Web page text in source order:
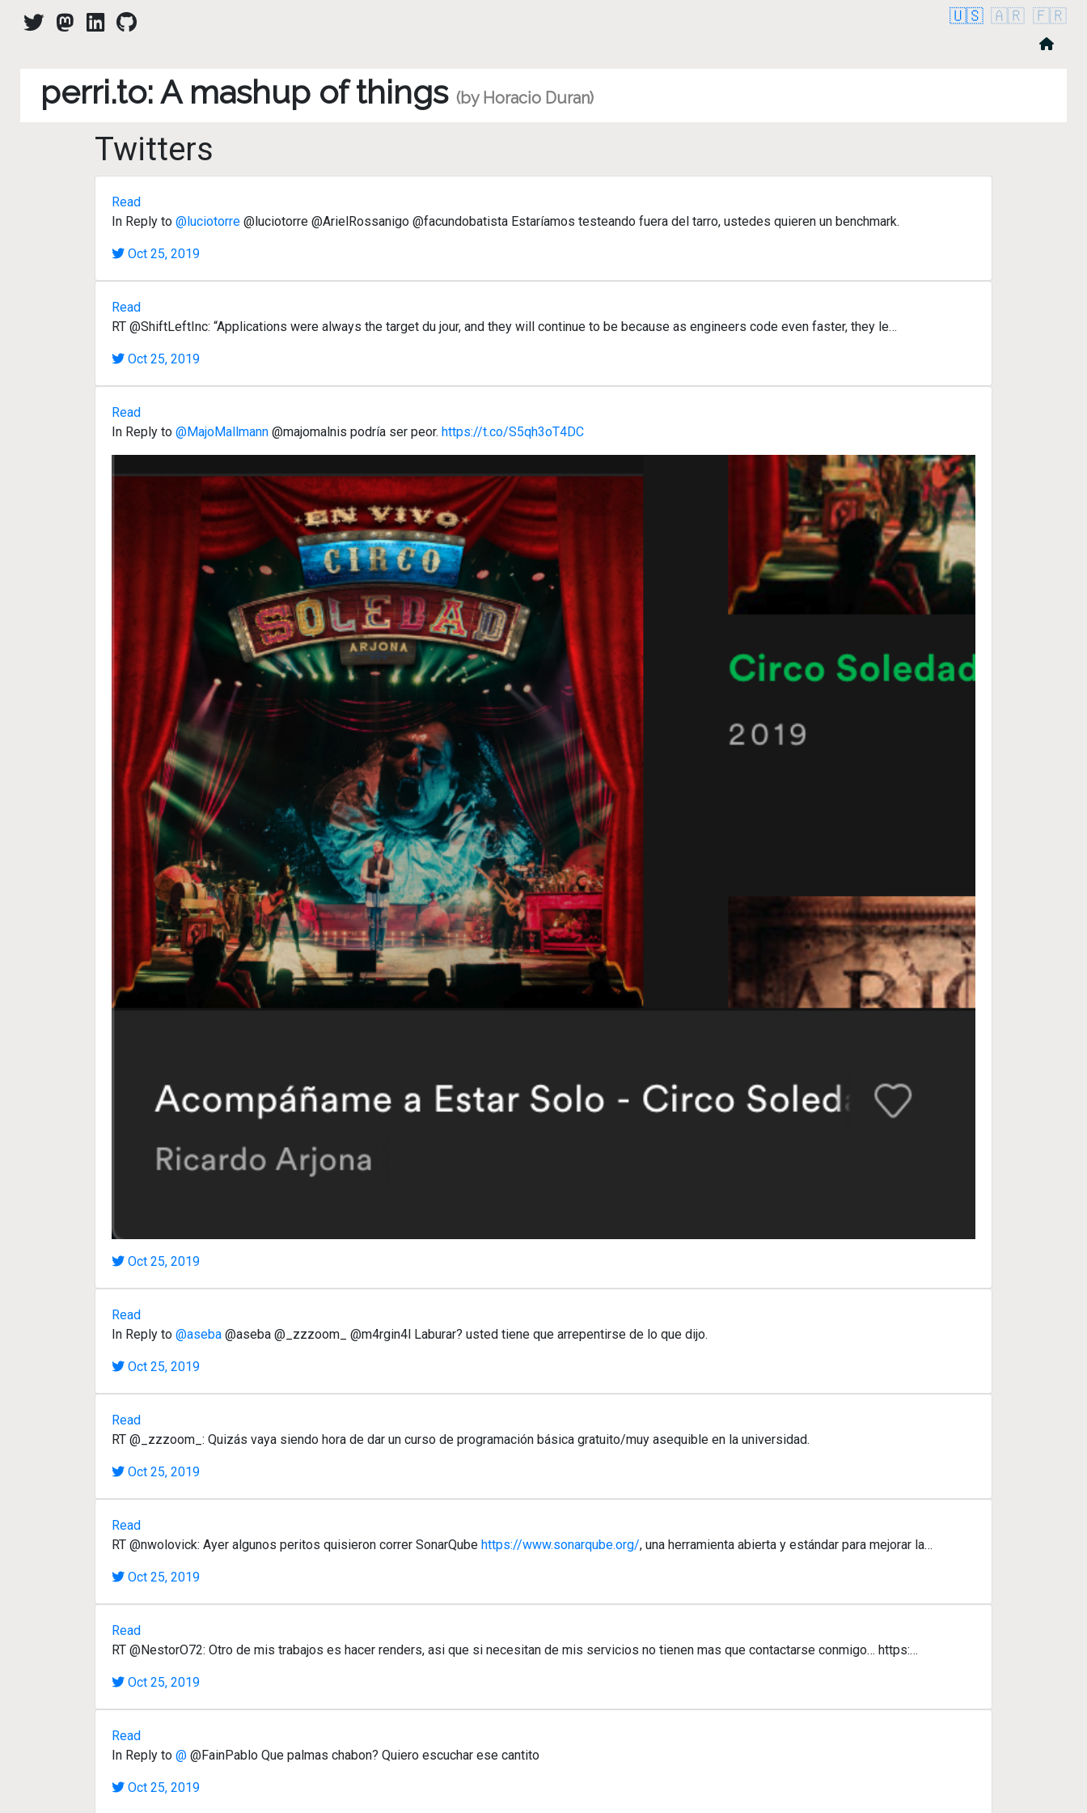
🇺🇸 🇦🇷 🇫🇷
perri.to: A mashup of things (by Horacio Duran)
Twitters
Read
In Reply to @luciotorre @luciotorre @ArielRossanigo @facundobatista Estaríamos testeando fuera del tarro, ustedes quieren un benchmark.
Oct 25, 2019
Read
RT @ShiftLeftInc: “Applications were always the target du jour, and they will continue to be because as engineers code even faster, they le…
Oct 25, 2019
Read
In Reply to @MajoMallmann @majomalnis podría ser peor. https://t.co/S5qh3oT4DC
Oct 25, 2019
Read
In Reply to @aseba @aseba @_zzzoom_ @m4rgin4l Laburar? usted tiene que arrepentirse de lo que dijo.
Oct 25, 2019
Read
RT @_zzzoom_: Quizás vaya siendo hora de dar un curso de programación básica gratuito/muy asequible en la universidad.
Oct 25, 2019
Read
RT @nwolovick: Ayer algunos peritos quisieron correr SonarQube https://www.sonarqube.org/, una herramienta abierta y estándar para mejorar la…
Oct 25, 2019
Read
RT @NestorO72: Otro de mis trabajos es hacer renders, asi que si necesitan de mis servicios no tienen mas que contactarse conmigo… https:…
Oct 25, 2019
Read
In Reply to @ @FainPablo Que palmas chabon? Quiero escuchar ese cantito
Oct 25, 2019